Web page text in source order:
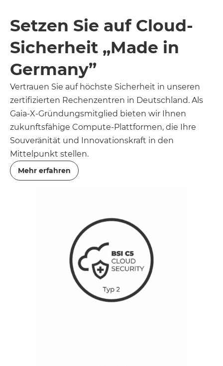
Setzen Sie auf Cloud-
Sicherheit „Made in
Germany”
Vertrauen Sie auf höchste Sicherheit in unseren
zertifizierten Rechenzentren in Deutschland. Als
Gaia-X-Gründungsmitglied bieten wir Ihnen
zukunftsfähige Compute-Plattformen, die Ihre
Souveränität und Innovationskraft in den
Mittelpunkt stellen.
Mehr erfahren